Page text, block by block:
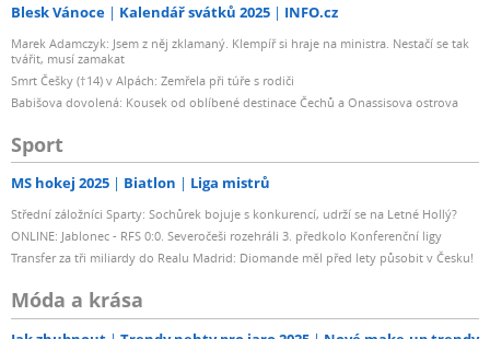
Blesk Vánoce Kalendář svátků 2025 INFO.cz
Marek Adamczyk: Jsem z něj zklamaný. Klempíř si hraje na ministra. Nestačí se tak
tvářit, musí zamakat
Smrt Češky (†14) v Alpách: Zemřela při túře s rodiči
Babišova dovolená: Kousek od oblíbené destinace Čechů a Onassisova ostrova
Sport
MS hokej 2025 Biatlon Liga mistrů
Střední záložníci Sparty: Sochůrek bojuje s konkurencí, udrží se na Letné Hollý?
ONLINE: Jablonec - RFS 0:0. Severočeši rozehráli 3. předkolo Konferenční ligy
Transfer za tři miliardy do Realu Madrid: Diomande měl před lety působit v Česku!
Móda a krása